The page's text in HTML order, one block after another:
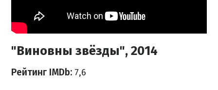
"Виновны звёзды", 2014
Рейтинг IMDb: 7,6